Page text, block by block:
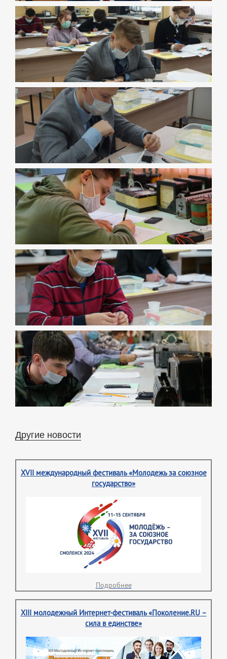
Другие новости
XVII международный фестиваль «Молодежь за союзное
государство»
Подробнее
XIII молодежный Интернет-фестиваль «Поколение.RU –
сила в единстве»